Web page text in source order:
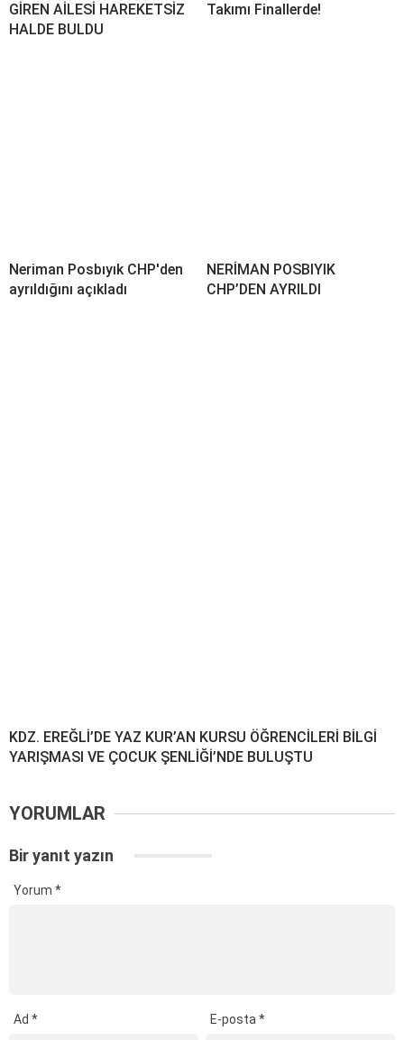
GİREN AİLESİ HAREKETSİZ
HALDE BULDU
Takımı Finallerde!
Neriman Posbıyık CHP'den
ayrıldığını açıkladı
NERİMAN POSBIYIK
CHP’DEN AYRILDI
KDZ. EREĞLİ’DE YAZ KUR’AN KURSU ÖĞRENCİLERİ BİLGİ
YARIŞMASI VE ÇOCUK ŞENLİĞİ’NDE BULUŞTU
YORUMLAR
Bir yanıt yazın
Yorum *
Ad * E-posta*